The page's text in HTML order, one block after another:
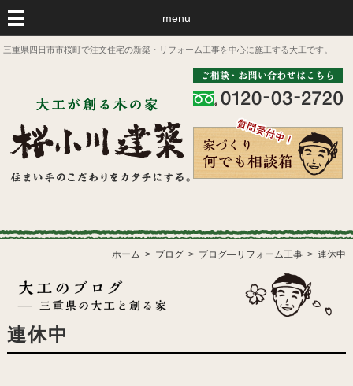
menu
三重県四日市市桜町で注文住宅の新築・リフォーム工事を中心に施工する大工です。
ホーム ブログ ブログ―リフォーム工事 連休中
連休中